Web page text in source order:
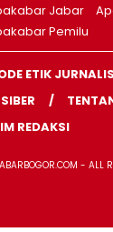
Jabar
Pemilu
ETIK
REDAKSI
- ALL